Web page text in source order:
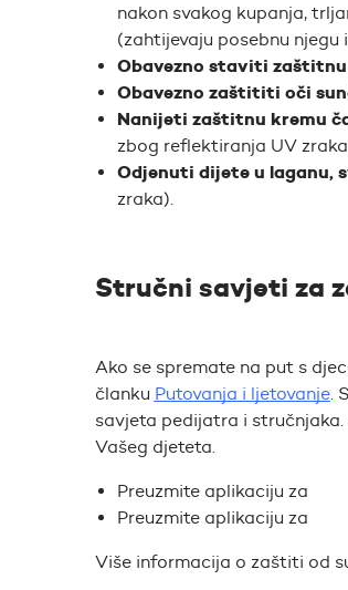
nakon svakog kupanja,
(zahtijevaju posebnu
Obavezno staviti
Obavezno zaštititi oči
Nanijeti zaštitnu kremu
zbog reflektiranja UV
Odjenuti dijete u laganu,
zraka).
Stručni savjeti za
Ako se spremate na put s
članku Putovanja i ljetovanje.
savjeta pedijatra i stručnjaka.
Vašeg djeteta.
Preuzmite aplikaciju za
Preuzmite aplikaciju za
Više informacija o zaštiti od